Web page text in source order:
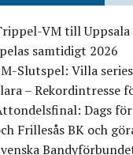
VM till Uppsala
samtidigt 2026
Slutspel: Villa
– Rekordintresse
Dags
Frillesås BK och